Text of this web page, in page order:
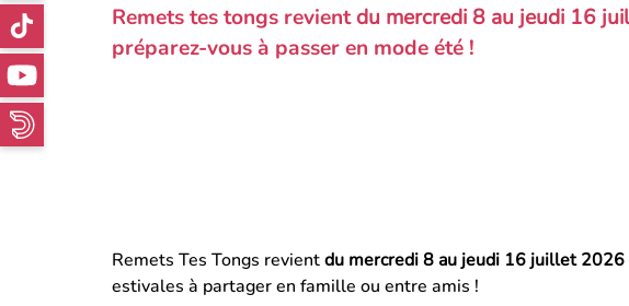
Remets tes tongs revientdu mercredi 8 au jeudi 16
préparez-vous à passer en mode été !
Remets Tes Tongs revientdu mercredi 8 au jeudi 16 juillet 2026
estivales à partager en famille ou entre amis !